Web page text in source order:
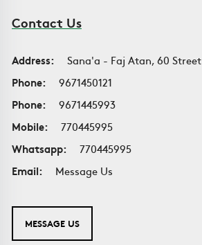
Contact Us
Address:
Sana'a - Faj Atan, 60 Street
Phone:
9671450121
Phone:
9671445993
Mobile:
770445995
Whatsapp:
770445995
Email:
Message Us
MESSAGE US